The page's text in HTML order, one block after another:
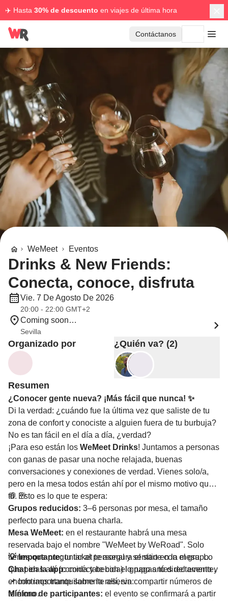
✈️ Hasta 30% de descuento en viajes de última hora
Contáctanos
WeMeet Eventos
Drinks & New Friends:
Conecta, conoce, disfruta
Vie. 7 De Agosto De 2026
20:00 - 22:00 GMT+2
Coming soon…
Sevilla
Organizado por ¿Quién va? (2)
Resumen
¿Conocer gente nueva? ¡Más fácil que nunca! ✨
Di la verdad: ¿cuándo fue la última vez que saliste de tu
zona de confort y conociste a alguien fuera de tu burbuja?
No es tan fácil en el día a día, ¿verdad?
¡Para eso están los WeMeet Drinks! Juntamos a personas
con ganas de pasar una noche relajada, buenas
conversaciones y conexiones de verdad. Vienes solo/a,
pero en la mesa todos están ahí por el mismo motivo que
tú. 🥂
💬 Esto es lo que te espera:
Grupos reducidos: 3–6 personas por mesa, el tamaño
perfecto para una buena charla.
Mesa WeMeet: en el restaurante habrá una mesa
reservada bajo el nombre "WeMeet by WeRoad". Solo
tienes que preguntar al personal y sentarte con el grupo.
Chat en la app:conéctate con el grupo antes del evento y
encontraos tranquilamente allí, sin compartir números de
teléfono.
💡 Importante:tu ticket te asegura el sitio en la mesa. Lo
que pidas allí (comida y bebida) lo pagas tú directamente.
📌 Info importante sobre la reserva:
Mínimo de participantes: el evento se confirmará a partir